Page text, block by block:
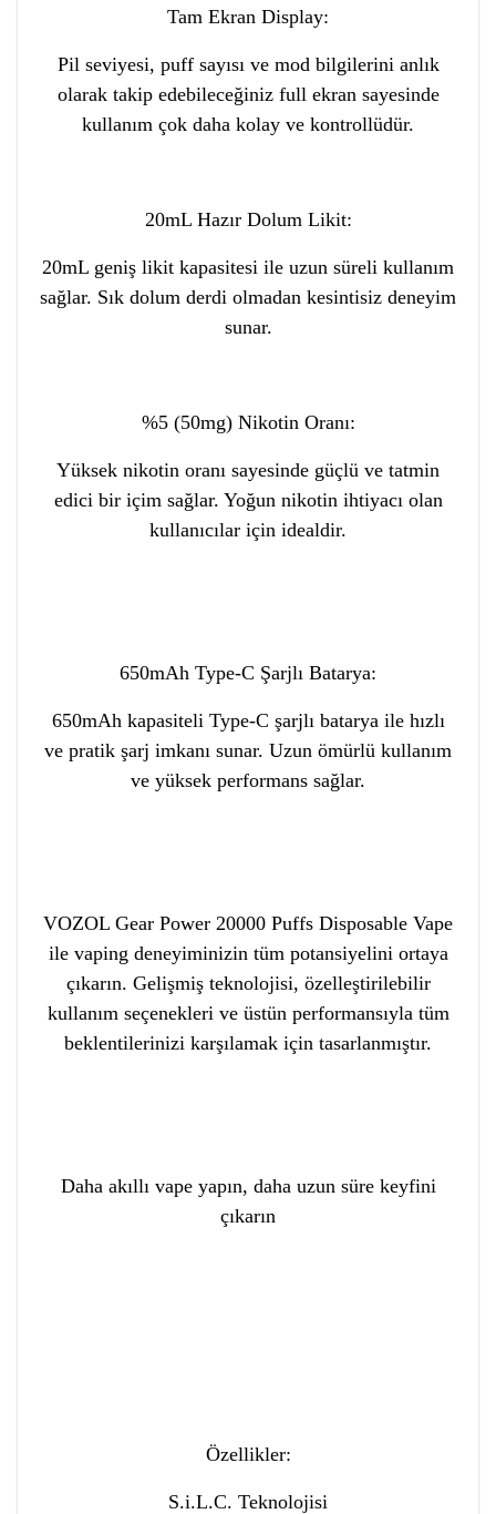
Tam Ekran Display:
Pil seviyesi, puff sayısı ve mod bilgilerini anlık
olarak takip edebileceğiniz full ekran sayesinde
kullanım çok daha kolay ve kontrollüdür.
20mL Hazır Dolum Likit:
20mL geniş likit kapasitesi ile uzun süreli kullanım
sağlar. Sık dolum derdi olmadan kesintisiz deneyim
sunar.
%5 (50mg) Nikotin Oranı:
Yüksek nikotin oranı sayesinde güçlü ve tatmin
edici bir içim sağlar. Yoğun nikotin ihtiyacı olan
kullanıcılar için idealdir.
650mAh Type-C Şarjlı Batarya:
650mAh kapasiteli Type-C şarjlı batarya ile hızlı
ve pratik şarj imkanı sunar. Uzun ömürlü kullanım
ve yüksek performans sağlar.
VOZOL Gear Power 20000 Puffs Disposable Vape
ile vaping deneyiminizin tüm potansiyelini ortaya
çıkarın. Gelişmiş teknolojisi, özelleştirilebilir
kullanım seçenekleri ve üstün performansıyla tüm
beklentilerinizi karşılamak için tasarlanmıştır.
Daha akıllı vape yapın, daha uzun süre keyfini
çıkarın
Özellikler:
S.i.L.C. Teknolojisi